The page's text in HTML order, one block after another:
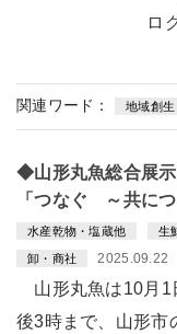
ロ
関連ワード： 地域創生
◆山形丸魚総合展
「つなぐ ～共に
水産乾物・塩蔵他 生
卸・商社 2025.09.22
山形丸魚は10月1
後3時まで、山形市